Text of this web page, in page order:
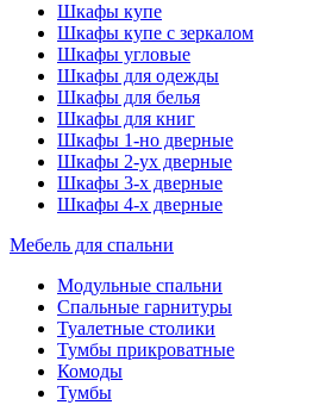
Шкафы купе
Шкафы купе с зеркалом
Шкафы угловые
Шкафы для одежды
Шкафы для белья
Шкафы для книг
Шкафы 1-но дверные
Шкафы 2-ух дверные
Шкафы 3-х дверные
Шкафы 4-х дверные
Мебель для спальни
Модульные спальни
Спальные гарнитуры
Туалетные столики
Тумбы прикроватные
Комоды
Тумбы